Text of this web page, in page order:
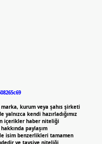
kurum veya şahıs şirketi
kendi hazırladığımız
içerikler haber niteliği
paylaşım
isim benzerlikleri tamamen